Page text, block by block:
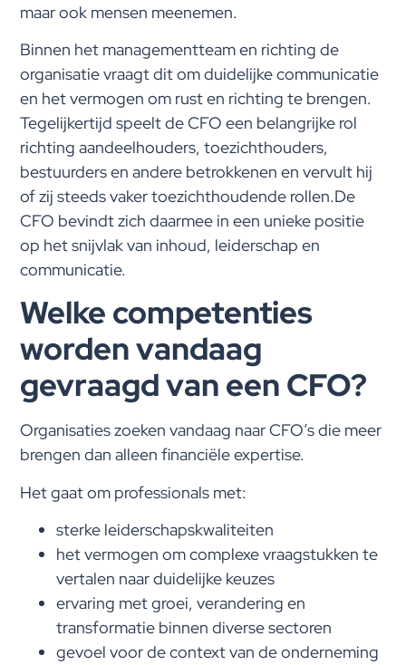
maar ook mensen meenemen.
Binnen het managementteam en richting de
organisatie vraagt dit om duidelijke communicatie
en het vermogen om rust en richting te brengen.
Tegelijkertijd speelt de CFO een belangrijke rol
richting aandeelhouders, toezichthouders,
bestuurders en andere betrokkenen en vervult hij
of zij steeds vaker toezichthoudende rollen.De
CFO bevindt zich daarmee in een unieke positie
op het snijvlak van inhoud, leiderschap en
communicatie.
Welke competenties
worden vandaag
gevraagd van een CFO?
Organisaties zoeken vandaag naar CFO’s die meer
brengen dan alleen financiële expertise.
Het gaat om professionals met:
sterke leiderschapskwaliteiten
het vermogen om complexe vraagstukken te
vertalen naar duidelijke keuzes
ervaring met groei, verandering en
transformatie binnen diverse sectoren
gevoel voor de context van de onderneming